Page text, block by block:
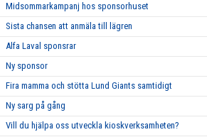
Midsommarkampanj hos sponsorhuset
Sista chansen att anmäla till lägren
Alfa Laval sponsrar
Ny sponsor
Fira mamma och stötta Lund Giants samtidigt
Ny sarg på gång
Vill du hjälpa oss utveckla kioskverksamheten?